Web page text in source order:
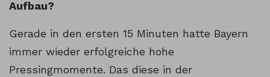
Aufbau?
Gerade in den ersten 15 Minuten hatte Bayern
immer wieder erfolgreiche hohe
Pressingmomente. Das diese in der